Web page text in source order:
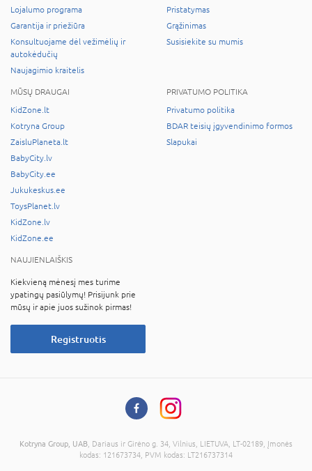
Lojalumo programa
Garantija ir priežiūra
Konsultuojame dėl vežimėlių ir
autokėdučių
Naujagimio kraitelis
Pristatymas
Grąžinimas
Susisiekite su mumis
MŪSŲ DRAUGAI
KidZone.lt
Kotryna Group
ZaisluPlaneta.lt
BabyCity.lv
BabyCity.ee
Jukukeskus.ee
ToysPlanet.lv
KidZone.lv
KidZone.ee
PRIVATUMO POLITIKA
Privatumo politika
BDAR teisių įgyvendinimo formos
Slapukai
NAUJIENLAIŠKIS
Kiekvieną mėnesį mes turime
ypatingų pasiūlymų! Prisijunk prie
mūsų ir apie juos sužinok pirmas!
Registruotis
Kotryna Group, UAB , Dariaus ir Girėno g. 34, Vilnius, LIETUVA, LT-02189, Įmonės
kodas: 121673734, PVM kodas: LT216737314